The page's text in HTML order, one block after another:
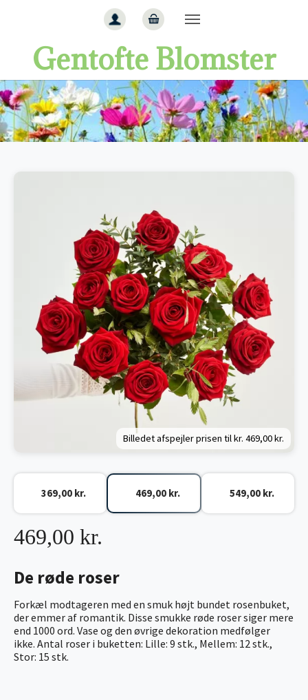
Gentofte Blomster
Billedet afspejler prisen til kr. 469,00 kr.
De røde roser
Forkæl modtageren med en smuk højt bundet rosenbuket,
der emmer af romantik. Disse smukke røde roser siger mere
end 1000 ord. Vase og den øvrige dekoration medfølger
ikke. Antal roser i buketten: Lille: 9 stk., Mellem: 12 stk.,
Stor: 15 stk.
469,00 kr.
369,00 kr. 469,00 kr. 549,00 kr.